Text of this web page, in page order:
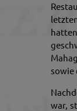
sowie
war,